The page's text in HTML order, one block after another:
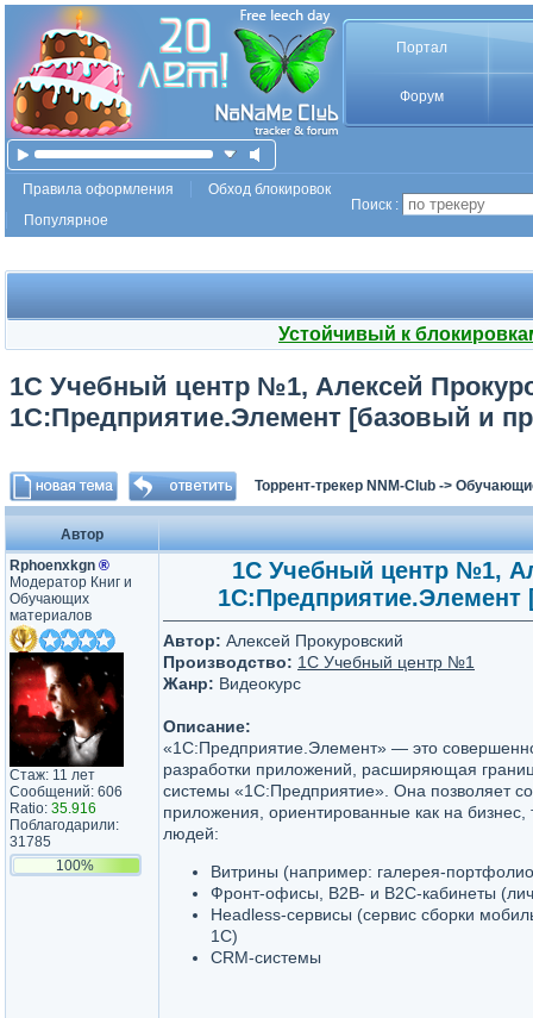
Портал
Форум
Правила оформления
Обход блокировок
Популярное
Поиск :
Устойчивый к
1С Учебный центр №1, Алексей
1С:Предприятие.Элемент [базовый и
Торрент-трекер NNM-Club ->
Автор
Rphoenxkgn ®
Модератор Книг и
Обучающих
материалов
Стаж: 11 лет
Сообщений: 606
Ratio: 35.916
Поблагодарили:
31785
100%
1С Учебный центр №1,
1С:Предприятие.Элемент
Автор: Алексей Прокуровский
Производство: 1С Учебный центр №1
Жанр: Видеокурс
Описание:
«1С:Предприятие.Элемент» — это
разработки приложений, расширяющая
системы «1С:Предприятие». Она позволяет
приложения, ориентированные как на бизнес,
людей:
Витрины (например: галерея-
Фронт-офисы, B2B- и B2C-кабинеты
Headless-сервисы (сервис сборки
1С)
CRM-системы